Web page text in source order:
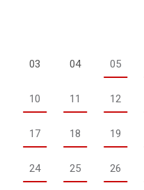
03 04 05
10 11 12
17 18 19
24 25 26